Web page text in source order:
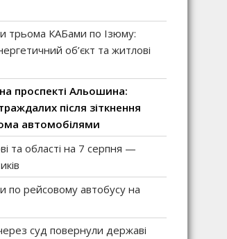
трьома КАБами по Ізюму:
об’єкт та житлові
проспекті Альошина:
після зіткнення
автомобілями
та області на 7 серпня —
по рейсовому автобусу на
суд повернули державі